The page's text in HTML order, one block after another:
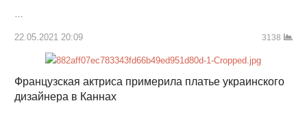
22.05.2021 20:09 3138
Французская актриса примерила платье украинского
дизайнера в Каннах